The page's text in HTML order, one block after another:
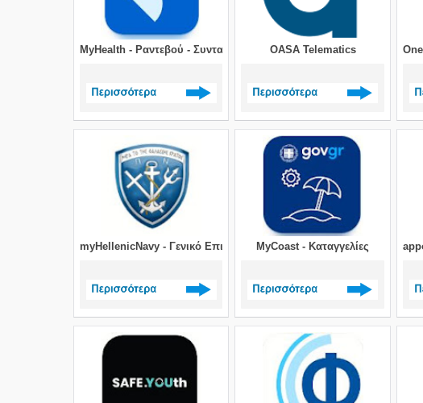
MyHealth - Ραντεβού - Συνταγές - Παραπεμπτικά - Ιατρικές
Δείτε περισσότερα >
OASA Telematics
Δείτε περισσότερα >
myHellenicNavy - Γενικό Επιτελείο Ναυτικού
Δείτε περισσότερα >
MyCoast - Καταγγελίες
Δείτε περισσότερα >